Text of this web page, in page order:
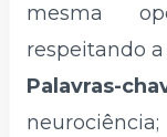
mesma
respeitando
Palavras-